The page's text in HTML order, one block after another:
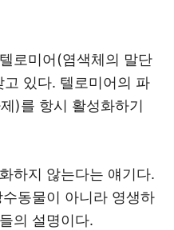
로미어(염색체의 말단
있다. 텔로미어의 파
)를 항시 활성화하기
하지 않는다는 얘기다.
동물이 아니라 영생하
의 설명이다.